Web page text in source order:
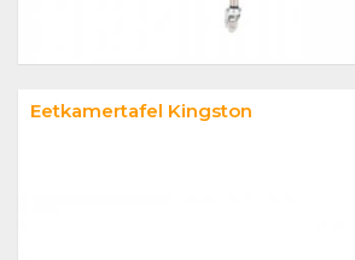
Eetkamertafel Kingston